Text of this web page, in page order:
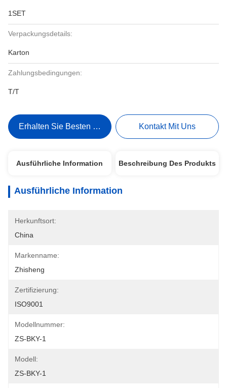
1SET
Verpackungsdetails:
Karton
Zahlungsbedingungen:
T/T
Erhalten Sie Besten Preis Kontakt Mit Uns
Ausführliche Information Beschreibung Des Produkts
Ausführliche Information
Herkunftsort:
China
Markenname:
Zhisheng
Zertifizierung:
ISO9001
Modellnummer:
ZS-BKY-1
Modell:
ZS-BKY-1